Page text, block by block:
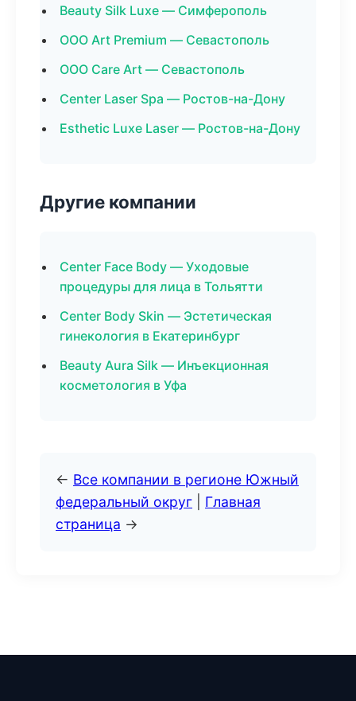
Beauty Silk Luxe — Симферополь
ООО Art Premium — Севастополь
ООО Care Art — Севастополь
Center Laser Spa — Ростов-на-Дону
Esthetic Luxe Laser — Ростов-на-Дону
Другие компании
Center Face Body — Уходовые
процедуры для лица в Тольятти
Center Body Skin — Эстетическая
гинекология в Екатеринбург
Beauty Aura Silk — Инъекционная
косметология в Уфа
← Все компании в регионе Южный
федеральный округ
Главная
страница →